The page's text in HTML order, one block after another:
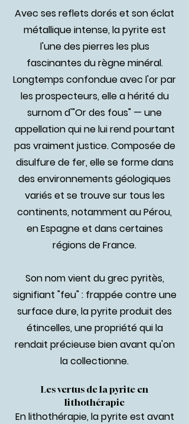
Avec ses reflets dorés et son éclat
métallique intense, la pyrite est
l'une des pierres les plus
fascinantes du règne minéral.
Longtemps confondue avec l'or par
les prospecteurs, elle a hérité du
surnom d'"Or des fous" — une
appellation qui ne lui rend pourtant
pas vraiment justice. Composée de
disulfure de fer, elle se forme dans
des environnements géologiques
variés et se trouve sur tous les
continents, notamment au Pérou,
en Espagne et dans certaines
régions de France.
Son nom vient du grec pyritès,
signifiant "feu" : frappée contre une
surface dure, la pyrite produit des
étincelles, une propriété qui la
rendait précieuse bien avant qu'on
la collectionne.
Les vertus de la pyrite en
lithothérapie
En lithothérapie, la pyrite est avant